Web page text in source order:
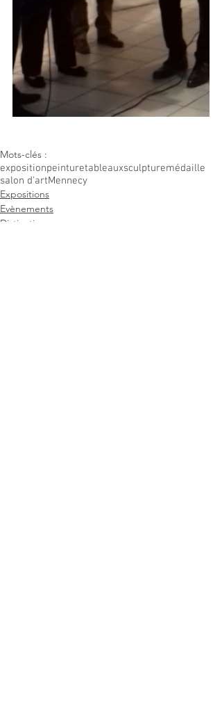
Mots-clés :
expositionpeinturetableauxsculpturemédaille
salon d'artMennecy
Expositions
Evènements
Distinctions